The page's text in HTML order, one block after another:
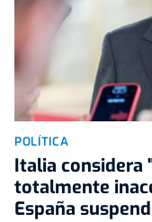
POLÍTICA
Italia considera
totalmente
España